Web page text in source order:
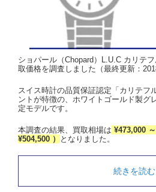
ショパール（Chopard）L.U.C カリテ
取価格を調査しました（最終更新：
スイス時計の品質保証認定「カリテフ
ントが特徴の、ホワイトゴールド製グ
定モデルです。
本調査の結果、買取相場は ¥473,000
¥504,500 ）
となりました。
続きを読む